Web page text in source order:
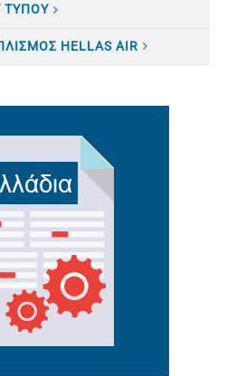
ΤΥΠΟΥ
HELLAS AIR